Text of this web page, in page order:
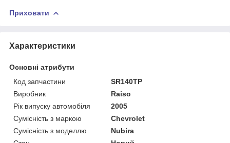
Приховати
Характеристики
Основні атрибути
Код запчастини
SR140TP
Виробник
Raiso
Рік випуску автомобіля
2005
Сумісність з маркою
Chevrolet
Сумісність з моделлю
Nubira